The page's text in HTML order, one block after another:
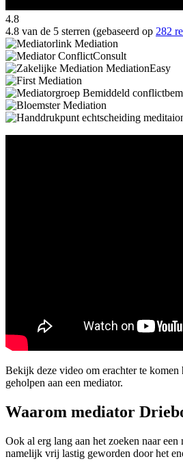
4.8
4.8 van de 5 sterren (gebaseerd op 282
Bekijk deze video om erachter te
geholpen aan een mediator.
Waarom mediator
Ook al erg lang aan het zoeken naar
namelijk vrij lastig geworden door het